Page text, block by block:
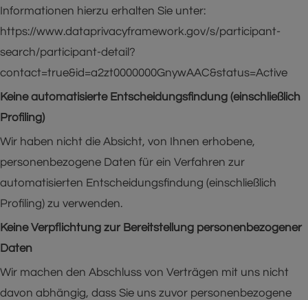
Informationen hierzu erhalten Sie unter:
https://www.dataprivacyframework.gov/s/participant-
search/participant-detail?
contact=true&id=a2zt0000000GnywAAC&status=Active
Keine automatisierte Entscheidungsfindung (einschließlich
Profiling)
Wir haben nicht die Absicht, von Ihnen erhobene,
personenbezogene Daten für ein Verfahren zur
automatisierten Entscheidungsfindung (einschließlich
Profiling) zu verwenden.
Keine Verpflichtung zur Bereitstellung personenbezogener
Daten
Wir machen den Abschluss von Verträgen mit uns nicht
davon abhängig, dass Sie uns zuvor personenbezogene